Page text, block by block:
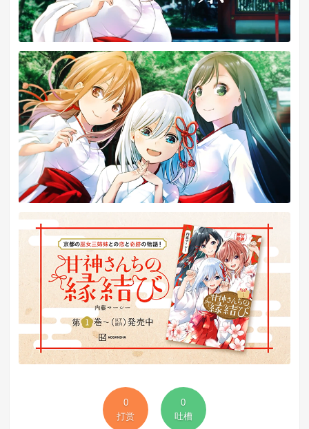
0
打赏
0
吐槽